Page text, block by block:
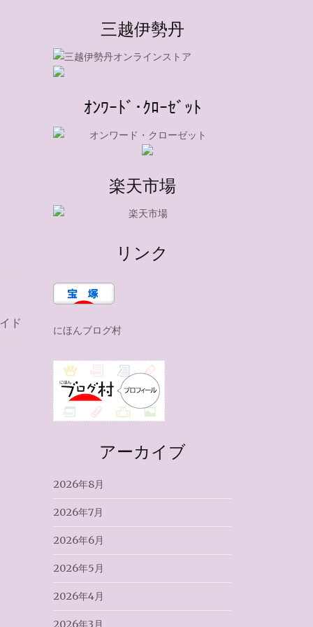
ド
三越伊勢丹
ｵﾝﾜｰﾄﾞ･ｸﾛｰｾﾞｯﾄ
楽天市場
リンク
にほんブログ村
アーカイブ
2026年8月
2026年7月
2026年6月
2026年5月
2026年4月
2026年3月